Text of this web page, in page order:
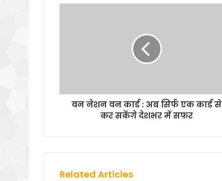
वन नेशन वन कार्ड : अब सिर्फ एक कार्ड से
कर सकेंगे देशभर में सफर
Related Articles